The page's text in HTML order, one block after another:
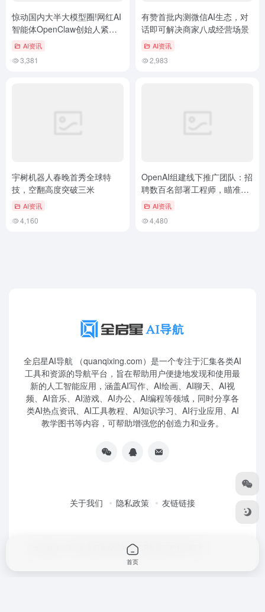
惊动国内大半大模型圈!网红AI
智能体OpenClaw创始人紧急
澄清未进驻微博、B站等中文
AI资讯
3,381
有赞首批内测微信AI生态，对
话即可解决商家八成经营场景
AI资讯
2,983
宇树机器人春晚首秀全球特
技，空翻高度突破三米
AI资讯
4,160
OpenAI组建线下推广团队：招
聘数百名部署工程师，瞄准企
业市场扩张
AI资讯
4,480
全启星AI导航 （quanqixing.com）是一个专注于汇集各类AI
工具和资源的导航平台，旨在帮助用户便捷地发现和使用最
新的人工智能应用，涵盖AI写作、AI绘画、AI聊天、AI视
频、AI音乐、AI游戏、AI办公、AI编程等领域，同时分享各
类AI热点资讯、AI工具教程、AI知识学习、AI行业应用、AI
教学图书等内容，可帮助增强您的创造力和业务。
关于我们 隐私政策 友链链接
全启星AI导航鲁ICP备2023010227号
首页